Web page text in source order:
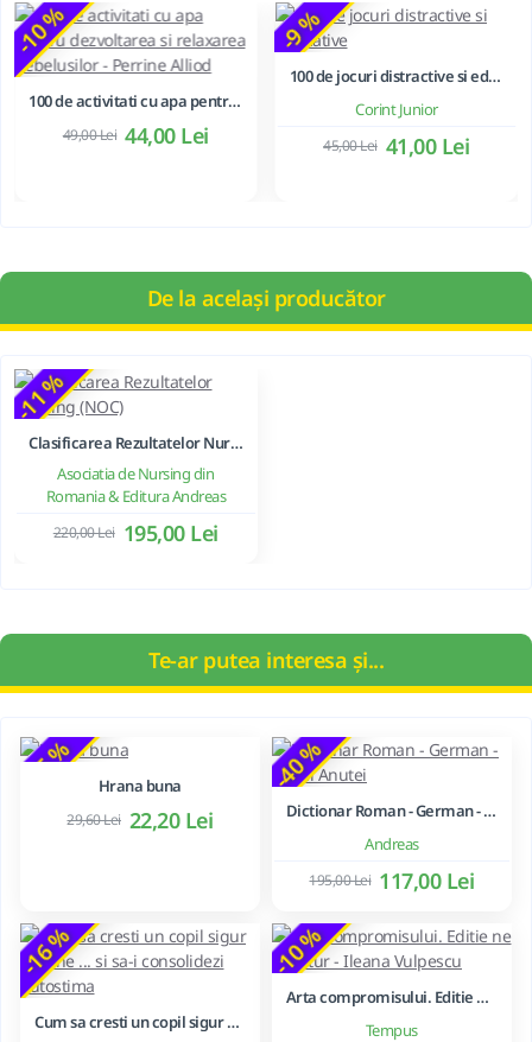
-10 %
100 de activitati cu apa pentru dezvoltarea si relaxarea bebelusilor - Perrine Alliod
44,00 Lei
49,00 Lei
-9 %
Corint Junior
100 de jocuri distractive si educative
41,00 Lei
45,00 Lei
De la același producător
-11 %
Asociatia de Nursing din
Romania & Editura Andreas
Clasificarea Rezultatelor Nursing (NOC)
195,00 Lei
220,00 Lei
Te-ar putea interesa și...
-25 % Hrana buna
22,20 Lei
29,60 Lei
-40 %
Andreas
Dictionar Roman - German - Mihai Anutei
117,00 Lei
195,00 Lei
-16 %
Cum sa cresti un copil sigur de sine ... si sa-i consolidezi autostima
-10 %
Tempus
Arta compromisului. Editie ne varietur - Ileana Vulpescu